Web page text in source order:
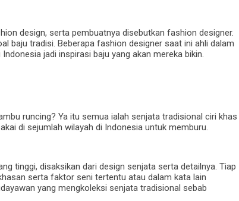
design, serta pembuatnya disebutkan fashion designer.
baju tradisi. Beberapa fashion designer saat ini ahli dalam
jadi inspirasi baju yang akan mereka bikin.
runcing? Ya itu semua ialah senjata tradisional ciri khas
di sejumlah wilayah di Indonesia untuk memburu.
tinggi, disaksikan dari design senjata serta detailnya. Tiap
serta faktor seni tertentu atau dalam kata lain
yang mengkoleksi senjata tradisional sebab